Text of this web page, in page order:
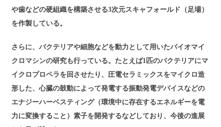
や歯などの硬組織を構築させる3次元スキャフォールド（足場）
を作製している。
さらに、バクテリアや細胞などを動力として用いたバイオマイ
クロマシンの研究も行っている。たとえば1匹のバクテリアにマ
イクロプロペラを回させたり、圧電セラミックスをマイクロ造
形した、心臓の鼓動によって発電する振動発電デバイスなどの
エナジーハーベスティング（環境中に存在するエネルギーを電
力に変換すること）素子を開発するなどしており、今後の進展